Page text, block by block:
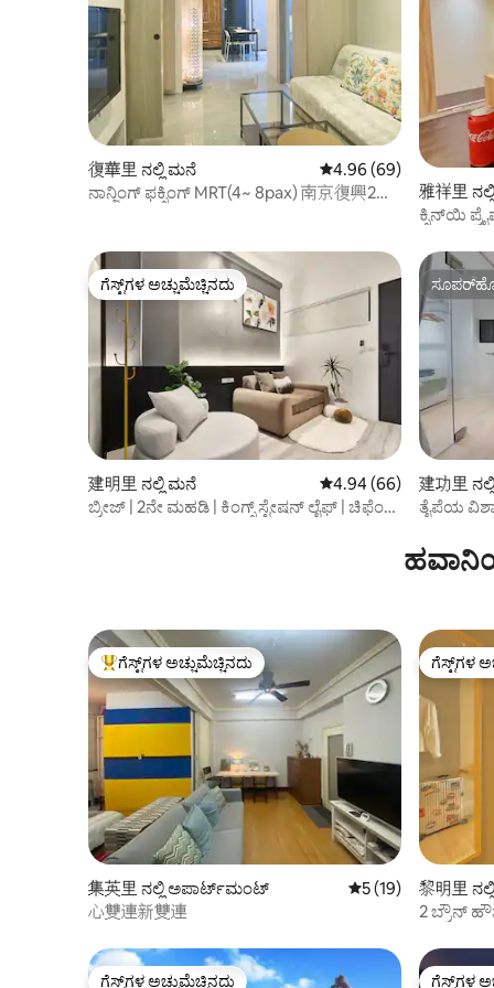
復華里 ನಲ್ಲಿ ಮನೆ 5 ರಲ್ಲಿ 4.96 ಸರಾಸರಿ
4.96 (69)
ನಾನ್ಜಿಂಗ್ ಫಕ್ಸಿಂಗ್ MRT(4~ 8pax) 南京復興2
雅祥里
ಕ್ಸಿನ್‌ಯಿ
ಗೆಸ್ಟ್‌ಗಳ ಅಚ್ಚುಮೆಚ್ಚಿನದು
ಗೆಸ್ಟ್‌ಗಳ ಅಚ್ಚುಮೆಚ್ಚಿನದು
建明里 ನಲ್ಲಿ ಮನೆ 5 ರಲ್ಲಿ 4.94 ಸರಾಸರಿ
4.94 (66)
ಬ್ರೀಜ್ | 2ನೇ ಮಹಡಿ | ಕಿಂಗ್ಸ್ ಸ್ಟೇಷನ್ ಲೈಫ್ | ಚಿಫೆಂಗ್
建功里
ತೈಪೆಯ
ಯಾಂಗಲ್
ಗೆಸ್ಟ್‌ಗಳಿಗೆ ಅತಿ ಹೆಚ್ಚು ಅಚ್ಚುಮೆಚ್ಚಿನದು
ಗೆಸ್ಟ್‌ಗಳ ಅಚ್ಚುಮೆಚ್ಚಿನದು
集英里 ನಲ್ಲಿ ಅಪಾರ್ಟ್‌ಮಂಟ್ 5 ರಲ್ಲಿ 5 ಸರಾಸರಿ
5 (19)
心雙連新雙連
ಗೆಸ್ಟ್‌ಗಳ
ಗೆಸ್ಟ್‌ಗಳ
黎明里
2 ಬ್ರೌನ್ ಹೌಸ್
ಗೆಸ್ಟ್‌ಗಳ ಅಚ್ಚುಮೆಚ್ಚಿನದು ಗೆಸ್ಟ್‌ಗಳ